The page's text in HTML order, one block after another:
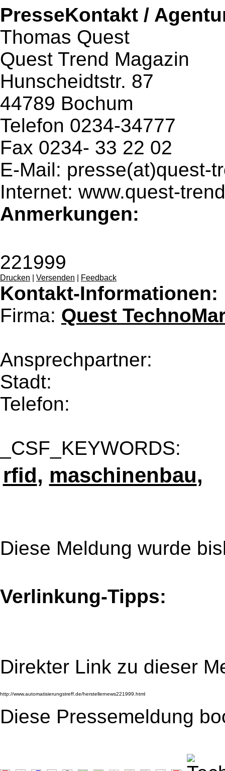
PresseKontakt /
Thomas Quest
Quest Trend Magazin
Hunscheidtstr. 87
44789 Bochum
Telefon 0234-34777
Fax 0234- 33 22 02
E-Mail: presse(at)quest-
Internet: www.quest-
Anmerkungen:
221999
Drucken Versenden Feedback
Kontakt-Informationen:
Firma: Quest
Ansprechpartner:
Stadt:
Telefon:
_CSF_KEYWORDS:
rfid, maschinenbau,
Diese Meldung wurde
Verlinkung-Tipps:
Direkter Link zu dieser
Diese Pressemeldung